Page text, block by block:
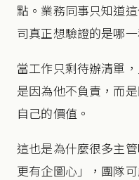
點。業務同事只知道
司真正想驗證的是哪
當工作只剩待辦清單
是因為他不負責，而
自己的價值。
這也是為什麼很多主
更有企圖心」，團隊